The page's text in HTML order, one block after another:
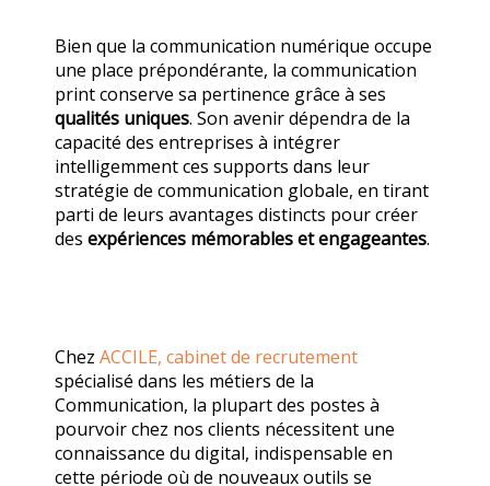
Bien que la communication numérique occupe
une place prépondérante, la communication
print conserve sa pertinence grâce à ses
qualités uniques. Son avenir dépendra de la
capacité des entreprises à intégrer
intelligemment ces supports dans leur
stratégie de communication globale, en tirant
parti de leurs avantages distincts pour créer
des expériences mémorables et engageantes.
Chez ACCILE, cabinet de recrutement
spécialisé dans les métiers de la
Communication, la plupart des postes à
pourvoir chez nos clients nécessitent une
connaissance du digital, indispensable en
cette période où de nouveaux outils se